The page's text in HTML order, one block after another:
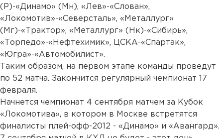
(Р)-«Динамо» (Мн), «Лев»-«Слован»,
«Локомотив»-«Северсталь», «Металлург»
(Мг)-«Трактор», «Металлург» (Нк)-«Сибирь»,
«Торпедо»-«Нефтехимик», ЦСКА-«Спартак»,
«Югра»-«Автомобилист».
Таким образом, на первом этапе команды проведут
по 52 матча. Закончится регулярный чемпионат 17
февраля.
Начнется чемпионат 4 сентября матчем за Кубок
«Локомотива», в котором в Москве встретятся
финалисты плей-офф-2012 - «Динамо» и «Авангард».